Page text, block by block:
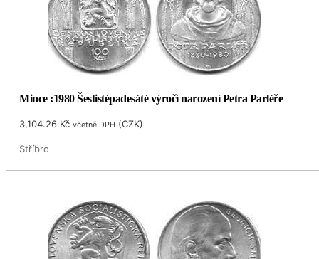
Mince :1980 Šestistépadesáté výročí narození Petra Parléře
3,104.26 Kč včetně DPH (CZK)
Stříbro